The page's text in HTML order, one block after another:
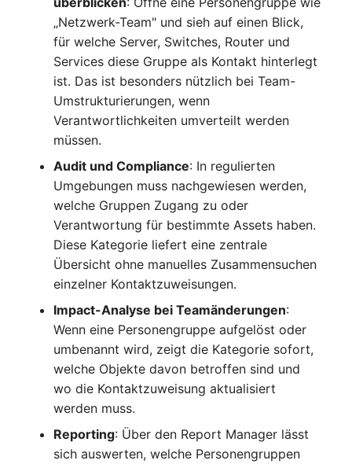
Release Notes 22
Release Notes 1.19
Release Notes 1.18
Release Notes 1.16
Release Notes 1.14
Release Notes 1.13
Release Notes 1.12
Release Notes 1.11
Release Notes 1.10
Release Notes 1.8
Changelog 22
Changelog 21
Changelog 20
Changelogs 1.18.x
Changelogs 1.17.x
Changelogs 1.16.x
Changelogs 1.15.x
Changelogs 1.14.x
Changelogs 1.13.x
Changelogs 1.11.x
FC-Switch
Flugzeug
Gebäude
Kabel
Kabeltrasse
Klimaanlage
Konverter
Kryptokarte
KVM-Switch
IP Address Management
Kabel-Patches und -wege
Komplexe Reports
Passwörter verwalten
Prod→Test Datenbank-
Synchronisation
Standort-basierte
Benutzerrechte
Standorte
Switch Stacking
Variable Reports
VM provisionieren
(veraltet)
Maintenance
Nagios
OCS Inventory NG
Replacement
Rights Documentation
SHD Connect
URL-Router
VIVA2 (IT-
Grundschutz)
Workflow
Report Views
Signal-Slot System
DIY Daten-Import
programmieren
„Netzwerk-Team" und sieh auf einen Blick,
für welche Server, Switches, Router und
Services diese Gruppe als Kontakt hinterlegt
ist. Das ist besonders nützlich bei Team-
Umstrukturierungen, wenn
Verantwortlichkeiten umverteilt werden
müssen.
Audit und Compliance: In regulierten
Umgebungen muss nachgewiesen werden,
welche Gruppen Zugang zu oder
Verantwortung für bestimmte Assets haben.
Diese Kategorie liefert eine zentrale
Übersicht ohne manuelles Zusammensuchen
einzelner Kontaktzuweisungen.
Impact-Analyse bei Teamänderungen:
Wenn eine Personengruppe aufgelöst oder
umbenannt wird, zeigt die Kategorie sofort,
welche Objekte davon betroffen sind und
wo die Kontaktzuweisung aktualisiert
werden muss.
Reporting: Über den Report Manager lässt
sich auswerten, welche Personengruppen